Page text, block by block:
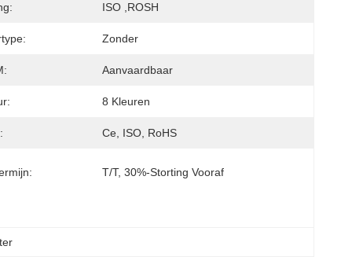
ISO ,ROSH
Zonder
Aanvaardbaar
8 Kleuren
Ce, ISO, RoHS
T/T, 30%-Storting Vooraf